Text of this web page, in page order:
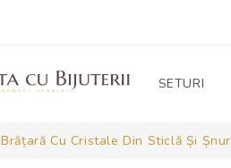
SETURI
Brățară Cu Cristale Din Sticlă Și Șnur